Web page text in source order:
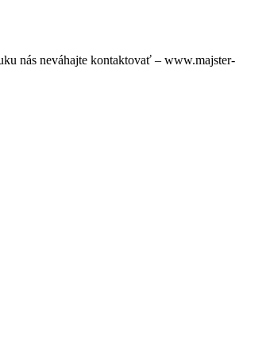
nás neváhajte kontaktovať – www.majster-